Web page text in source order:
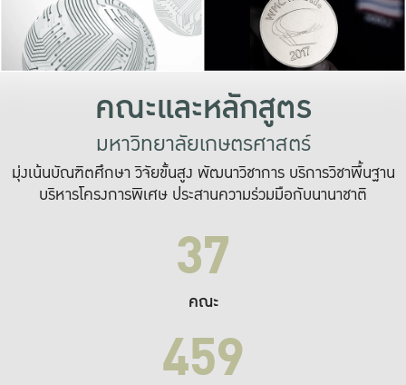
เปลี่ยนแปลง แล
เพื่อทำง
ระบบสารสนเทศ
คณะและหลักสูตร
มหาวิทยาลัยเกษตรศาสตร์
มุ่งเน้นบัณฑิตศึกษา วิจัยขั้นสูง พัฒนาวิชาการ บริการวิชาพื้นฐาน
บริหารโครงการพิเศษ ประสานความร่วมมือกับนานาชาติ
37
คณะ
459